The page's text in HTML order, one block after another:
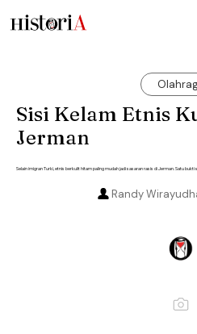
Sisi Kelam Etnis
Jerman
Selain imigran Turki, etnis berkulit hitam paling mudah jadi sasaran rasis di Jerman. Satu bukti
Randy